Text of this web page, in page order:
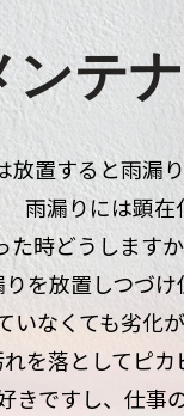
ンテ
放置すると雨漏
雨漏りには顕在
時どうします
を放置しつづ
いなくても劣化
を落としてピ
きですし、仕事